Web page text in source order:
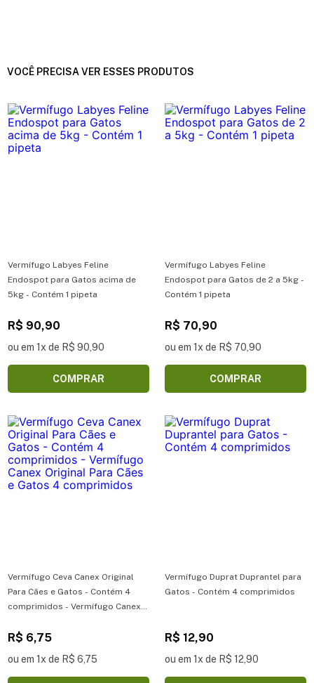
VOCÊ PRECISA VER ESSES PRODUTOS
Vermífugo Labyes Feline
Endospot para Gatos acima de
5kg - Contém 1 pipeta
R$ 90,90
ou em 1x de R$ 90,90
COMPRAR
Vermífugo Labyes Feline
Endospot para Gatos de 2 a 5kg -
Contém 1 pipeta
R$ 70,90
ou em 1x de R$ 70,90
COMPRAR
Vermífugo Ceva Canex Original
Para Cães e Gatos - Contém 4
comprimidos - Vermífugo Canex
comprimidos
R$ 6,75
ou em 1x de R$ 6,75
Vermífugo Duprat Duprantel para
Gatos - Contém 4 comprimidos
R$ 12,90
ou em 1x de R$ 12,90